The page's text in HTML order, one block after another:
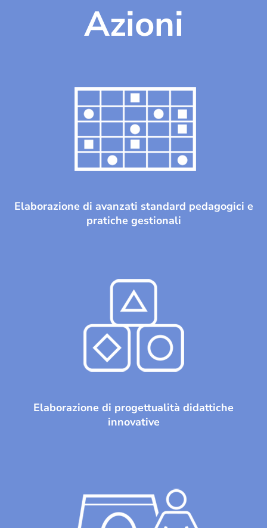
Azioni
Elaborazione di avanzati standard pedagogici e
pratiche gestionali
Elaborazione di progettualità didattiche
innovative